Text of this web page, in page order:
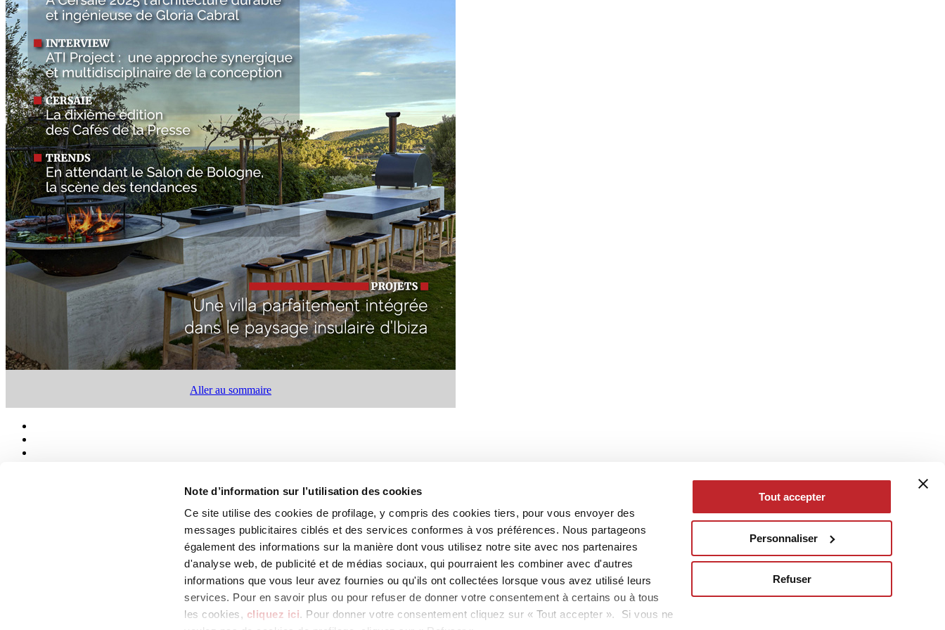
Note d’information sur l’utilisation des cookies
Ce site utilise des cookies de profilage, y compris des cookies tiers, pour vous envoyer des
messages publicitaires ciblés et des services conformes à vos préférences. Nous partageons
également des informations sur la manière dont vous utilisez notre site avec nos partenaires
d'analyse web, de publicité et de médias sociaux, qui pourraient les combiner avec d'autres
informations que vous leur avez fournies ou qu'ils ont collectées lorsque vous avez utilisé leurs
services. Pour en savoir plus ou pour refuser de donner votre consentement à certains ou à tous
les cookies, cliquez ici. Pour donner votre consentement cliquez sur « Tout accepter ». Si vous ne
Tout accepter
Personnaliser
Refuser
Aller au sommaire
Viale Monte Santo, 40 - 41049 Sassuolo (MO) - Italy